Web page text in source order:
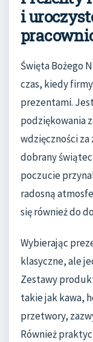
i
Święta Bożego
czas, kiedy
prezentami.
podziękowania
wdzięczności za
dobrany
poczucie
radosną
się również do
Wybierając
klasyczne, ale
Zestawy
takie jak kawa,
przetwory,
Również